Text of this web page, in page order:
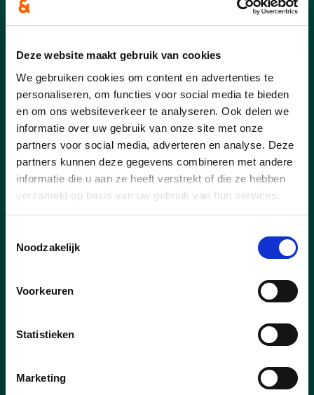
Deze website maakt gebruik van cookies
We gebruiken cookies om content en advertenties te
personaliseren, om functies voor social media te bieden
en om ons websiteverkeer te analyseren. Ook delen we
informatie over uw gebruik van onze site met onze
partners voor social media, adverteren en analyse. Deze
partners kunnen deze gegevens combineren met andere
informatie die u aan ze heeft verstrekt of die ze hebben
verzameld op basis van uw gebruik van hun services.
Noodzakelijk
Voorkeuren
Statistieken
Marketing